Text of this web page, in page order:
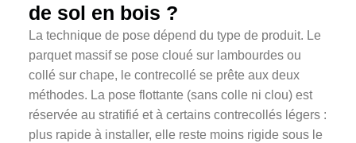
de sol en bois ?
La technique de pose dépend du type de produit. Le
parquet massif se pose cloué sur lambourdes ou
collé sur chape, le contrecollé se prête aux deux
méthodes. La pose flottante (sans colle ni clou) est
réservée au stratifié et à certains contrecollés légers :
plus rapide à installer, elle reste moins rigide sous le